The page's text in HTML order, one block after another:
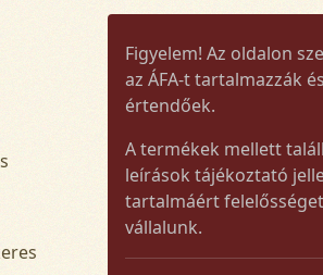
Figyelem! Az oldalon
az ÁFA-t tartalmazzák
értendőek.
A termékek mellett
leírások tájékoztató
tartalmáért
vállalunk.